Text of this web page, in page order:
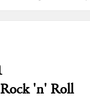
'n' Roll